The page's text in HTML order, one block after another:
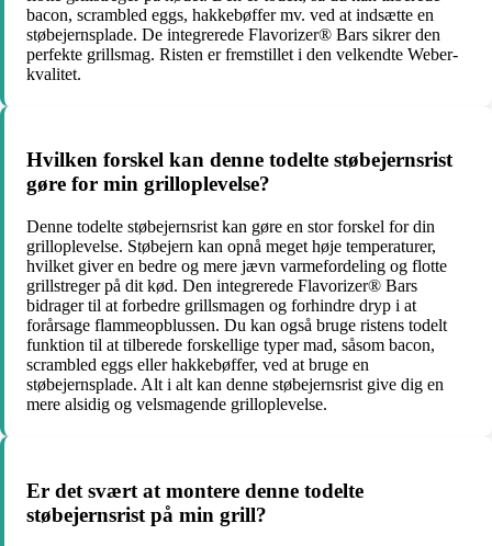
bacon, scrambled eggs, hakkebøffer mv. ved at indsætte en
støbejernsplade. De integrerede Flavorizer® Bars sikrer den
perfekte grillsmag. Risten er fremstillet i den velkendte Weber-
kvalitet.
Hvilken forskel kan denne todelte støbejernsrist
gøre for min grilloplevelse?
Denne todelte støbejernsrist kan gøre en stor forskel for din
grilloplevelse. Støbejern kan opnå meget høje temperaturer,
hvilket giver en bedre og mere jævn varmefordeling og flotte
grillstreger på dit kød. Den integrerede Flavorizer® Bars
bidrager til at forbedre grillsmagen og forhindre dryp i at
forårsage flammeopblussen. Du kan også bruge ristens todelt
funktion til at tilberede forskellige typer mad, såsom bacon,
scrambled eggs eller hakkebøffer, ved at bruge en
støbejernsplade. Alt i alt kan denne støbejernsrist give dig en
mere alsidig og velsmagende grilloplevelse.
Er det svært at montere denne todelte
støbejernsrist på min grill?